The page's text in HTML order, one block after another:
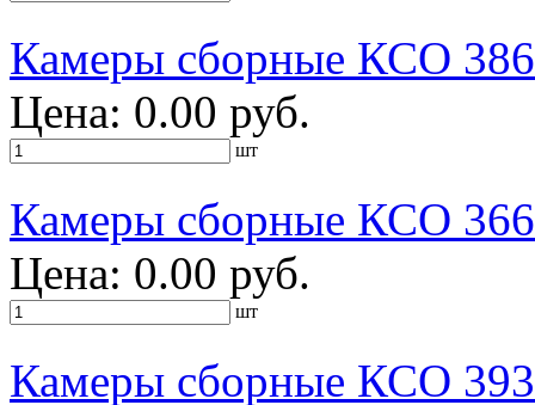
Камеры сборные КСО 386
Цена: 0.00 руб.
шт
Камеры сборные КСО 366
Цена: 0.00 руб.
шт
Камеры сборные КСО 393